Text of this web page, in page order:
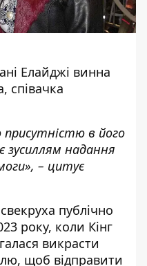
Елайджі винна
співачка
присутністю в його
надання
– цитує
публічно
року, коли Кінг
викрасти
щоб відправити